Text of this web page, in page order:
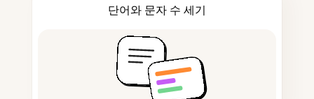
단어와 문자 수 세기